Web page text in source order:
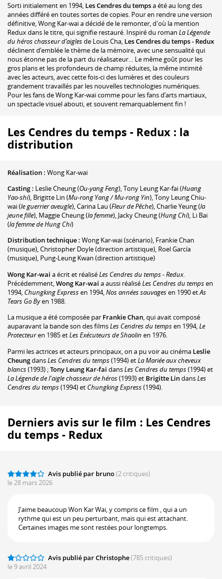
Sorti initialement en 1994, Les Cendres du tempsa été au long des
années différé en toutes sortes de copies. Pour en rendre une version
définitive, Wong Kar-wai a décidé de le remonter, d'où la mention
Redux dans le titre, qui signifie restauré. Inspiré du roman La Légende
du héros chasseur d’aiglesde Louis Cha, Les Cendres du temps - Redux
déclinent d’emblée le thème de la mémoire, avec une sensualité qui
nous étonne pas de la part du réalisateur… Le même goût pour les
gros plans et les profondeurs de champ réduites, la même intimité
avec les acteurs, avec cette fois-ci des lumières et des couleurs
grandement travaillés par les nouvelles technologies numériques.
Pour les fans de Wong Kar-wai comme pour les fans d’arts martiaux,
un spectacle visuel abouti, et souvent remarquablement fin !
Les Cendres du temps - Redux : la
distribution
Réalisation : Wong Kar-wai
Casting : Leslie Cheung(Ou-yang Feng),Tony Leung Kar-fai(Huang
Yao-shi), Brigitte Lin (Mu-rong Yang / Mu-rong Yin),Tony Leung Chiu-
wai(le guerrier aveugle),Carina Lau (Fleur de Pêche),Charlie Yeung(la
jeune fille), Maggie Cheung(la femme), Jacky Cheung(Hung Chi), Li Bai
(la femme de Hung Chi)
Distribution technique : Wong Kar-wai(scénario), Frankie Chan
(musique),Christopher Doyle(direction artistique), Roel García
(musique), Pung-Leung Kwan (direction artistique)
Wong Kar-wai a écrit et réaliséLes Cendres du temps - Redux.
Précédemment,Wong Kar-wai a aussi réaliséLes Cendres du tempsen
1994, Chungking Expressen 1994,Nos années sauvagesen 1990 etAs
Tears Go Byen 1988.
La musique a été composée par Frankie Chan, qui avait composé
auparavant la bande son des filmsLes Cendres du tempsen 1994,Le
Protecteuren 1985 etLes Exécuteurs de Shaolin en 1976.
Parmi les actrices et acteurs principaux, on a pu voir au cinéma Leslie
CheungdansLes Cendres du temps(1994) etLa Mariée aux cheveux
blancs(1993) ;Tony Leung Kar-fai dansLes Cendres du temps(1994) et
La Légende de l'aigle chasseur de héros(1993) et Brigitte LindansLes
Cendres du temps(1994) et Chungking Express(1994).
Derniers avis sur le film : Les Cendres
du temps - Redux
Avis publié par bruno(2 critiques)
le 28 mars 2026
J'aime beaucoup Won Kar Wai, y compris ce film , qui a un
rythme qui est un peu perturbant, mais qui est attachant.
Certaines images me sont restées pour longtemps.
Avis publié par Christophe(785 critiques)
le 9 avril 2024